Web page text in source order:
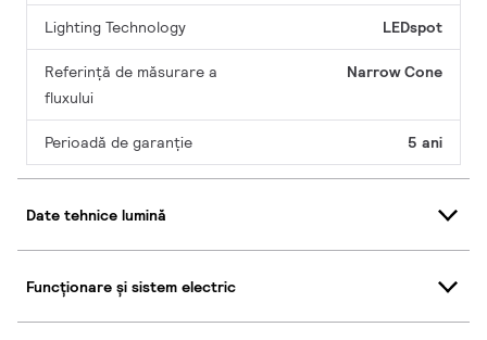
Lighting Technology LEDspot
Referință de măsurare a
fluxului
Narrow Cone
Perioadă de garanţie 5 ani
Date tehnice lumină
Funcționare și sistem electric